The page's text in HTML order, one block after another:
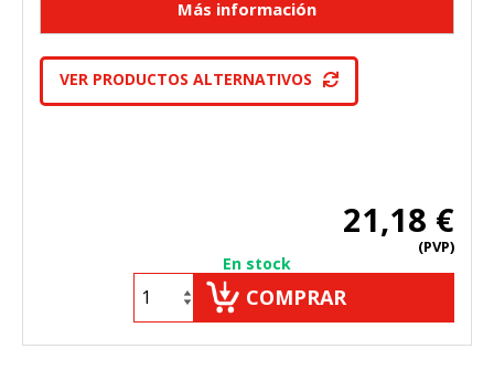
VER PRODUCTOS ALTERNATIVOS
21,18 €
(PVP)
En stock
COMPRAR